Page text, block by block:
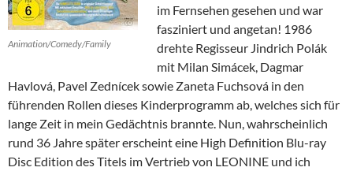
Animation/Comedy/Family
im Fernsehen gesehen und war
fasziniert und angetan! 1986
drehte Regisseur Jindrich Polák
mit Milan Simácek, Dagmar
Havlová, Pavel Zednícek sowie Zaneta Fuchsová in den
führenden Rollen dieses Kinderprogramm ab, welches sich für
lange Zeit in mein Gedächtnis brannte. Nun, wahrscheinlich
rund 36 Jahre später erscheint eine High Definition Blu-ray
Disc Edition des Titels im Vertrieb von LEONINE und ich